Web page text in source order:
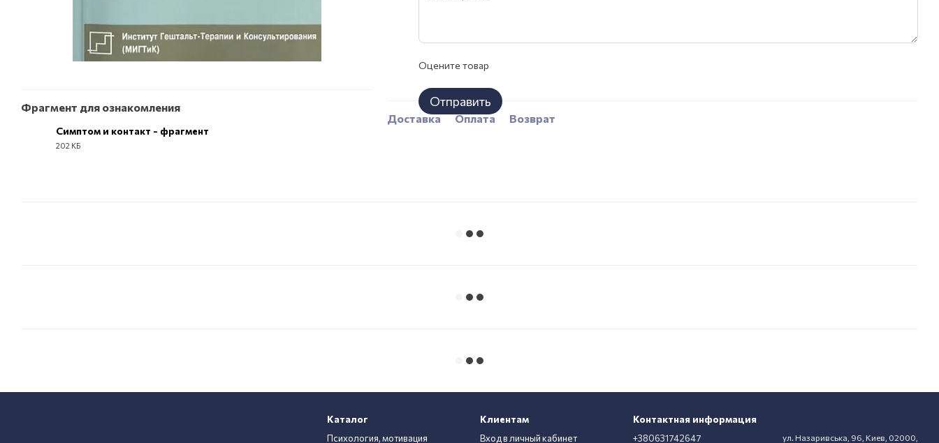
Фрагмент для ознакомления
Симптом и контакт - фрагмент
202 КБ
Оцените товар
Отправить
Доставка Оплата Возврат
Каталог
Психология, мотивация
Клиентам
Вход в личный кабинет
Контактная информация
+380631742647 ул. Назаривська, 96, Киев, 02000,